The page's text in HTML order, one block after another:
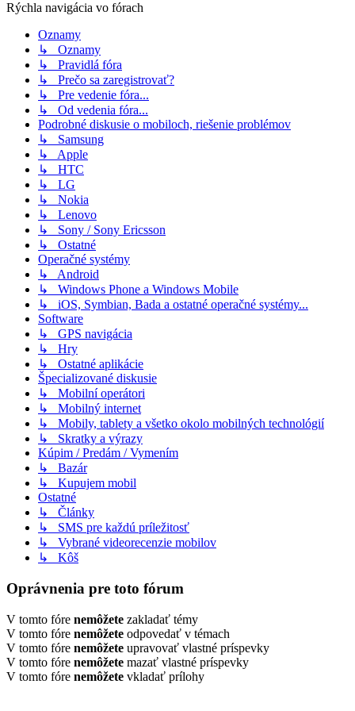
Rýchla navigácia vo fórach
Oznamy
↳ Oznamy
↳ Pravidlá fóra
↳ Prečo sa zaregistrovať?
↳ Pre vedenie fóra...
↳ Od vedenia fóra...
Podrobné diskusie o mobiloch, riešenie problémov
↳ Samsung
↳ Apple
↳ HTC
↳ LG
↳ Nokia
↳ Lenovo
↳ Sony / Sony Ericsson
↳ Ostatné
Operačné systémy
↳ Android
↳ Windows Phone a Windows Mobile
↳ iOS, Symbian, Bada a ostatné operačné systémy...
Software
↳ GPS navigácia
↳ Hry
↳ Ostatné aplikácie
Špecializované diskusie
↳ Mobilní operátori
↳ Mobilný internet
↳ Mobily, tablety a všetko okolo mobilných technológií
↳ Skratky a výrazy
Kúpim / Predám / Vymením
↳ Bazár
↳ Kupujem mobil
Ostatné
↳ Články
↳ SMS pre každú príležitosť
↳ Vybrané videorecenzie mobilov
↳ Kôš
Oprávnenia pre toto fórum
V tomto fóre nemôžete zakladať témy
V tomto fóre nemôžete odpovedať v témach
V tomto fóre nemôžete upravovať vlastné príspevky
V tomto fóre nemôžete mazať vlastné príspevky
V tomto fóre nemôžete vkladať prílohy